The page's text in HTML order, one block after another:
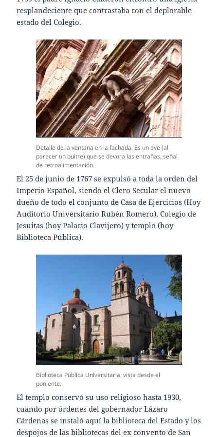
resplandeciente que contrastaba con el deplorable
estado del Colegio.
Detalle de la ventana en la fachada. Es un ave (al
parecer un buitre) que se devora las entrañas, señal
de retroalimentación.
El 25 de junio de 1767 se expulsó a toda la orden del
Imperio Español, siendo el Clero Secular el nuevo
dueño de todo el conjunto de Casa de Ejercicios (Hoy
Auditorio Universitario Rubén Romero), Colegio de
Jesuitas (hoy Palacio Clavijero) y templo (hoy
Biblioteca Pública).
Biblioteca Pública Universitaria, vista desde el
poniente.
El templo conservó su uso religioso hasta 1930,
cuando por órdenes del gobernador Lázaro
Cárdenas se instaló aquí la biblioteca del Estado y los
despojos de las bibliotecas del ex convento de San